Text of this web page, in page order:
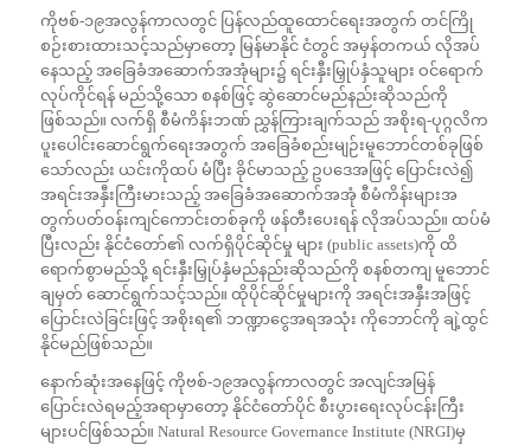
ကိုဗစ်-၁၉အလွန်ကာလတွင် ပြန်လည်ထူထောင်ရေးအတွက် တင်ကြို
စဉ်းစားထားသင့်သည်မှာတော့ မြန်မာနိုင် ငံတွင် အမှန်တကယ် လိုအပ်
နေသည့် အခြေခံအဆောက်အအုံများ၌ ရင်းနှီးမြှုပ်နှံသူများ ဝင်ရောက်
လုပ်ကိုင်ရန် မည်သို့သော စနစ်ဖြင့် ဆွဲဆောင်မည်နည်းဆိုသည်ကို
ဖြစ်သည်။ လက်ရှိ စီမံကိန်းဘဏ် ညွှန်ကြားချက်သည် အစိုးရ-ပုဂ္ဂလိက
ပူးပေါင်းဆောင်ရွက်ရေးအတွက် အခြေခံစည်းမျဉ်းမူဘောင်တစ်ခုဖြစ်
သော်လည်း ယင်းကိုထပ် မံပြီး ခိုင်မာသည့် ဥပဒေအဖြင့် ပြောင်းလဲ၍
အရင်းအနှီးကြီးမားသည့် အခြေခံအဆောက်အအုံ စီမံကိန်းများအ
တွက်ပတ်ဝန်းကျင်ကောင်းတစ်ခုကို ဖန်တီးပေးရန် လိုအပ်သည်။ ထပ်မံ
ပြီးလည်း နိုင်ငံတော်၏ လက်ရှိပိုင်ဆိုင်မှု များ (public assets)ကို ထိ
ရောက်စွာမည်သို့ ရင်းနှီးမြှုပ်နှံမည်နည်းဆိုသည်ကို စနစ်တကျ မူဘောင်
ချမှတ် ဆောင်ရွက်သင့်သည်။ ထိုပိုင်ဆိုင်မှုများကို အရင်းအနှီးအဖြင့်
ပြောင်းလဲခြင်းဖြင့် အစိုးရ၏ ဘဏ္ဍာငွေအရအသုံး ကိုဘောင်ကို ချဲ့ထွင်
နိုင်မည်ဖြစ်သည်။
နောက်ဆုံးအနေဖြင့် ကိုဗစ်-၁၉အလွန်ကာလတွင် အလျင်အမြန်
ပြောင်းလဲရမည့်အရာမှာတော့ နိုင်ငံတော်ပိုင် စီးပွားရေးလုပ်ငန်းကြီး
များပင်ဖြစ်သည်။ Natural Resource Governance Institute (NRGI)မှ